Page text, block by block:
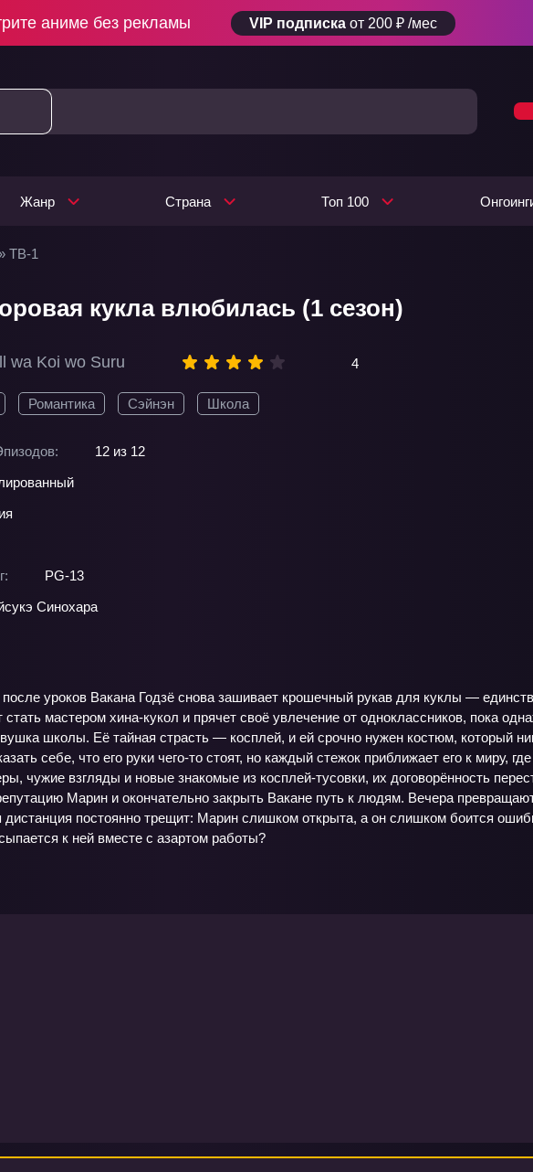
аниме без рекламы VIP подписка от 200 ₽ /мес
Жанр Страна Топ 100
ТВ-1
кукла влюбилась (1 сезон)
wa Koi wo Suru 4
Романтика Сэйнэн Школа
12 из 12
PG-13
Синохара
уроков Вакана Годзё снова зашивает крошечный рукав для куклы —
стать мастером хина-кукол и прячет своё увлечение от одноклассников, пока
школы. Её тайная страсть — косплей, и ей срочно нужен костюм, который
себе, что его руки чего-то стоят, но каждый стежок приближает его к миру,
чужие взгляды и новые знакомые из косплей-тусовки, их договорённость
Марин и окончательно закрыть Вакане путь к людям. Вечера
постоянно трещит: Марин слишком открыта, а он слишком боится
к ней вместе с азартом работы?